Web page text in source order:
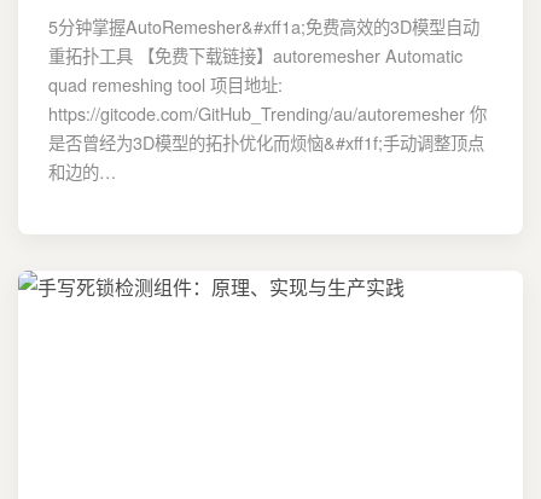
5分钟掌握AutoRemesher&#xff1a;免费高效的3D模型自动
重拓扑工具 【免费下载链接】autoremesher Automatic
quad remeshing tool 项目地址:
https://gitcode.com/GitHub_Trending/au/autoremesher 你
是否曾经为3D模型的拓扑优化而烦恼&#xff1f;手动调整顶点
和边的…